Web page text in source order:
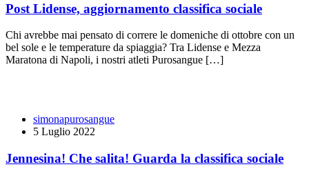
Post Lidense, aggiornamento classifica sociale
Chi avrebbe mai pensato di correre le domeniche di ottobre con un
bel sole e le temperature da spiaggia? Tra Lidense e Mezza
Maratona di Napoli, i nostri atleti Purosangue […]
simonapurosangue
5 Luglio 2022
Jennesina! Che salita! Guarda la classifica sociale